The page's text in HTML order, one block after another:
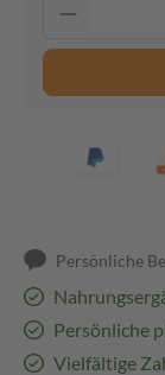
Persönliche
Persönliche
Vielfältige